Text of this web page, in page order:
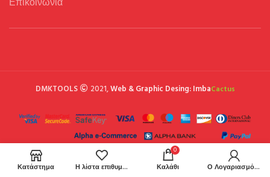
Επικοινωνία
DMKTOOLS 2021,Web & Graphic Desing: ImbaCactus
Κατάστημα Η λίστα επιθυμιών μου
0
Καλάθι Ο Λογαριασμός μου